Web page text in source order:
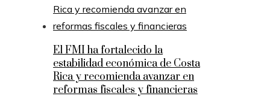
El FMI ha fortalecido la
estabilidad económica de Costa
Rica y recomienda avanzar en
reformas fiscales y financieras